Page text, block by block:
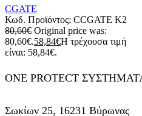
CGATE
Κωδ. Προϊόντος: CCGATE K2
80,60€ Original price was:
80,60€.58,84€Η τρέχουσα τιμή
είναι: 58,84€.
ONE PROTECT
Σωκίων 25, 16231 Βύρωνας